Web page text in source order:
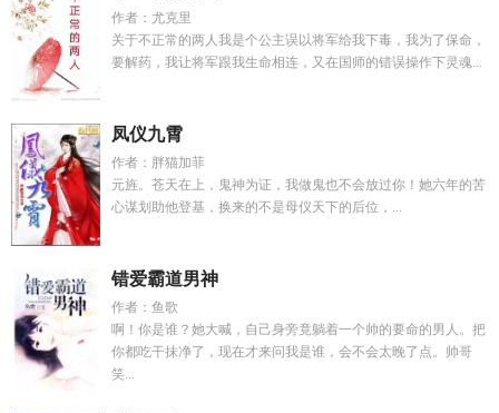
作者：尤克里
关于不正常的两人我是个公主误以将军给我下毒，我为了保命，
要解药，我让将军跟我生命相连，又在国师的错误操作下灵魂...
凤仪九霄
作者：胖猫加菲
元旌。苍天在上，鬼神为证，我做鬼也不会放过你！她六年的苦
心谋划助他登基，换来的不是母仪天下的后位，...
错爱霸道男神
作者：鱼歌
啊！你是谁？她大喊，自己身旁竟躺着一个帅的要命的男人。把
你都吃干抹净了，现在才来问我是谁，会不会太晚了点。帅哥
笑...